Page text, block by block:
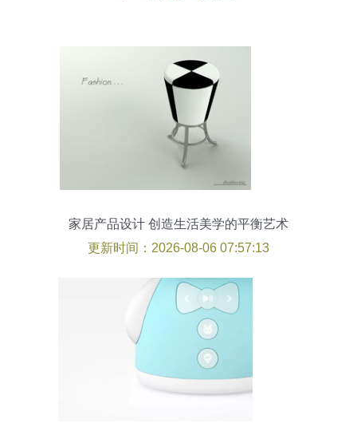
家居产品设计 创造生活美学的平衡艺术
更新时间：2026-08-06 07:57:13